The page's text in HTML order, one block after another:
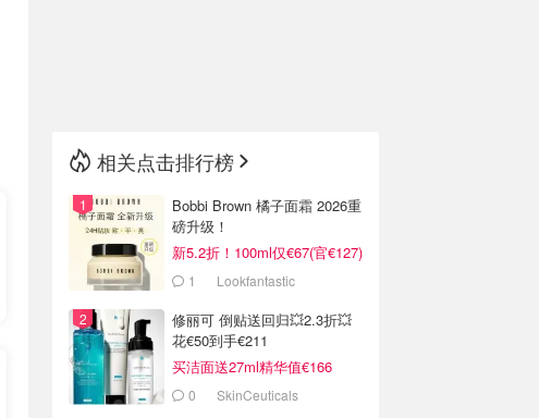
相关点击排行榜
Bobbi Brown 橘子面霜 2026重
磅升级！
新5.2折！100ml仅€67(官€127)
1 Lookfantastic
修丽可 倒贴送回归💥2.3折💥
花€50到手€211
买洁面送27ml精华值€166
0 SkinCeuticals